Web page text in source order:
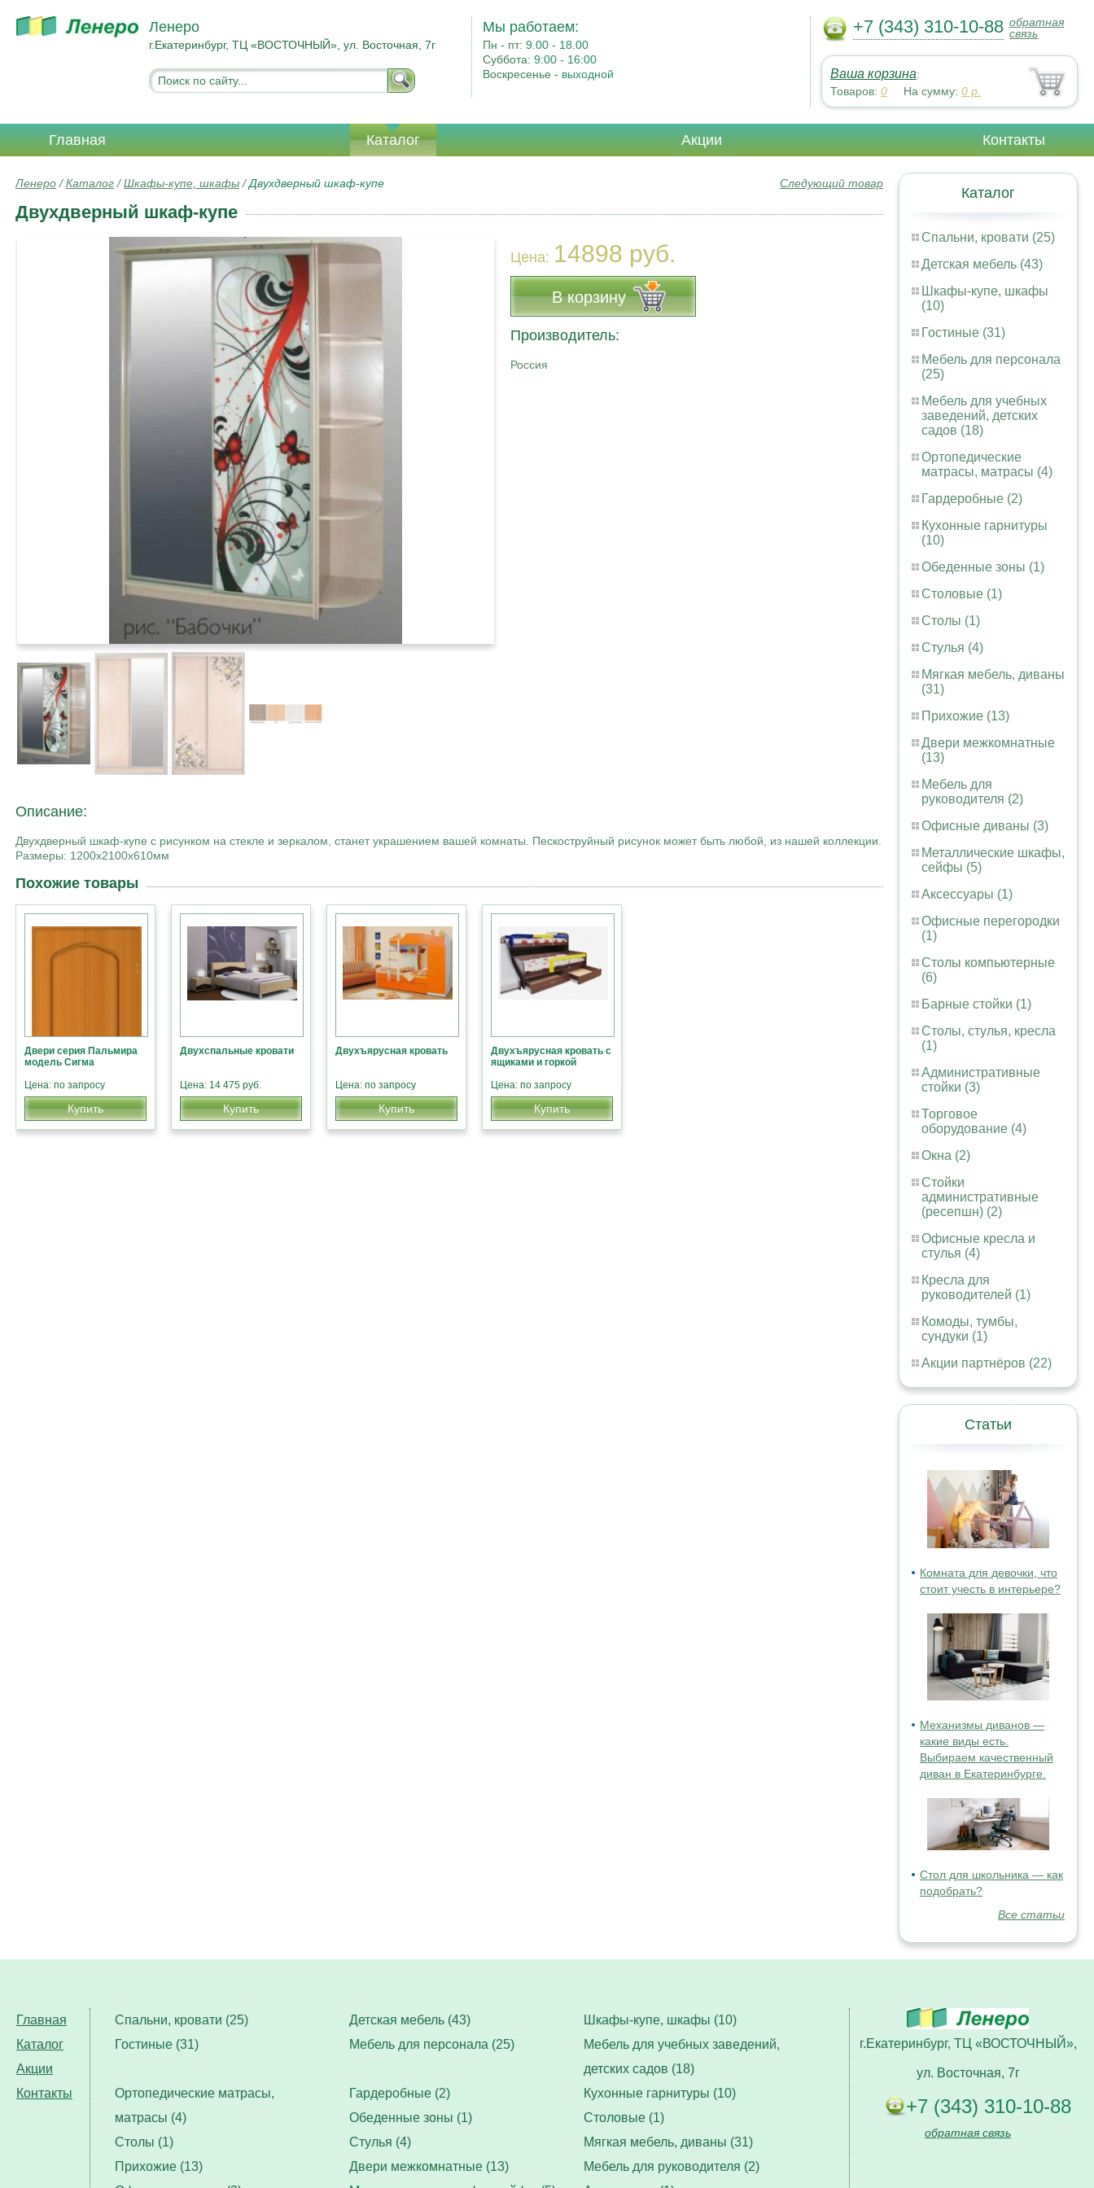
Ленеро
г.Екатеринбург, ТЦ «ВОСТОЧНЫЙ», ул. Восточная, 7г
Мы работаем:
Пн - пт:9.00 - 18.00
Суббота:9:00 - 16:00
Воскресенье - выходной
+7 (343) 310-10-88 обратная
связь
Ваша корзина:
Товаров: 0 На сумму: 0 р.
Главная Каталог Акции Контакты
Каталог
Спальни, кровати (25)
Детская мебель (43)
Шкафы-купе, шкафы
(10)
Гостиные (31)
Мебель для персонала
(25)
Мебель для учебных
заведений, детских
садов (18)
Ортопедические
матрасы, матрасы (4)
Гардеробные (2)
Кухонные гарнитуры
(10)
Обеденные зоны (1)
Столовые (1)
Столы (1)
Стулья (4)
Мягкая мебель, диваны
(31)
Прихожие (13)
Двери межкомнатные
(13)
Мебель для
руководителя (2)
Офисные диваны (3)
Металлические шкафы,
сейфы (5)
Аксессуары (1)
Офисные перегородки
(1)
Столы компьютерные
(6)
Барные стойки (1)
Столы, стулья, кресла
(1)
Административные
стойки (3)
Торговое
оборудование (4)
Окна (2)
Стойки
административные
(ресепшн) (2)
Офисные кресла и
стулья (4)
Кресла для
руководителей (1)
Комоды, тумбы,
сундуки (1)
Акции партнёров (22)
Статьи
Комната для девочки, что
стоит учесть в интерьере?
Механизмы диванов —
какие виды есть.
Выбираем качественный
диван в Екатеринбурге.
Стол для школьника — как
подобрать?
Все статьи
Следующий товар
Ленеро /Каталог /Шкафы-купе, шкафы /Двухдверный шкаф-купе
Двухдверный шкаф-купе
Цена: 14898 руб.
В корзину
Производитель:
Россия
Описание:
Двухдверный шкаф-купе с рисунком на стекле и зеркалом, станет украшением вашей комнаты. Пескоструйный рисунок может быть любой, из нашей коллекции.
Размеры: 1200х2100х610мм
Похожие товары
Двери серия Пальмира
модель Сигма
Цена: по запросу
Купить
Двухспальные кровати
Цена: 14 475 руб.
Купить
Двухъярусная кровать
Цена: по запросу
Купить
Двухъярусная кровать с
ящиками и горкой
Цена: по запросу
Купить
Главная
Каталог
Акции
Контакты
г.Екатеринбург, ТЦ «ВОСТОЧНЫЙ»,
ул. Восточная, 7г
+7 (343) 310-10-88
обратная связь
Спальни, кровати (25) Детская мебель (43)
Шкафы-купе, шкафы (10)
Гостиные (31)
Мебель для персонала (25)
Мебель для учебных заведений,
детских садов (18)
Ортопедические матрасы,
матрасы (4)
Гардеробные (2)
Кухонные гарнитуры (10)
Обеденные зоны (1)
Столовые (1)
Столы (1)
Стулья (4)
Мягкая мебель, диваны (31)
Прихожие (13)
Двери межкомнатные (13)
Мебель для руководителя (2)